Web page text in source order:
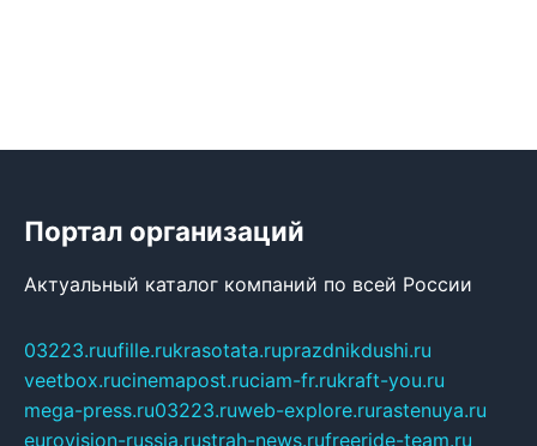
Портал организаций
Актуальный каталог компаний по всей России
03223.ruufille.rukrasotata.ruprazdnikdushi.ru
veetbox.rucinemapost.ruciam-fr.rukraft-you.ru
mega-press.ru03223.ruweb-explore.rurastenuya.ru
eurovision-russia.rustrah-news.rufreeride-team.ru